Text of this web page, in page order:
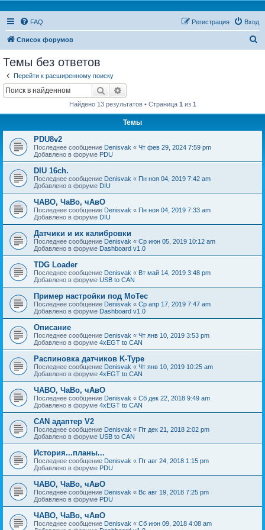
FAQ Вход
Регистрация
Список форумов
Темы без ответов
Перейти к расширенному поиску
Поиск
Найдено 13 результатов • Страница 1 из 1
Темы
PDU8v2
Последнее сообщение Denisvak « Чт фев 29, 2024 7:59 pm
Добавлено в форуме PDU
DIU 16ch.
Последнее сообщение Denisvak « Пн ноя 04, 2019 7:42 am
Добавлено в форуме DIU
ЧАВО, ЧаВо, чАвО
Последнее сообщение Denisvak « Пн ноя 04, 2019 7:33 am
Добавлено в форуме DIU
Датчики и их калибровки
Последнее сообщение Denisvak « Ср июн 05, 2019 10:12 am
Добавлено в форуме Dashboard v1.0
TDG Loader
Последнее сообщение Denisvak « Вт май 14, 2019 3:48 pm
Добавлено в форуме USB to CAN
Пример настройки под MoTec
Последнее сообщение Denisvak « Ср апр 17, 2019 7:47 am
Добавлено в форуме Dashboard v1.0
Описание
Последнее сообщение Denisvak « Чт янв 10, 2019 3:53 pm
Добавлено в форуме 4xEGT to CAN
Распиновка датчиков K-Type
Последнее сообщение Denisvak « Чт янв 10, 2019 10:25 am
Добавлено в форуме 4xEGT to CAN
ЧАВО, ЧаВо, чАвО
Последнее сообщение Denisvak « Сб дек 22, 2018 9:49 am
Добавлено в форуме 4xEGT to CAN
CAN адаптер V2
Последнее сообщение Denisvak « Пт дек 21, 2018 2:02 pm
Добавлено в форуме USB to CAN
История...планы...
Последнее сообщение Denisvak « Пт авг 24, 2018 1:15 pm
Добавлено в форуме PDU
ЧАВО, ЧаВо, чАвО
Последнее сообщение Denisvak « Вс авг 19, 2018 7:25 pm
Добавлено в форуме PDU
ЧАВО, ЧаВо, чАвО
Последнее сообщение Denisvak « Сб июн 09, 2018 4:08 am